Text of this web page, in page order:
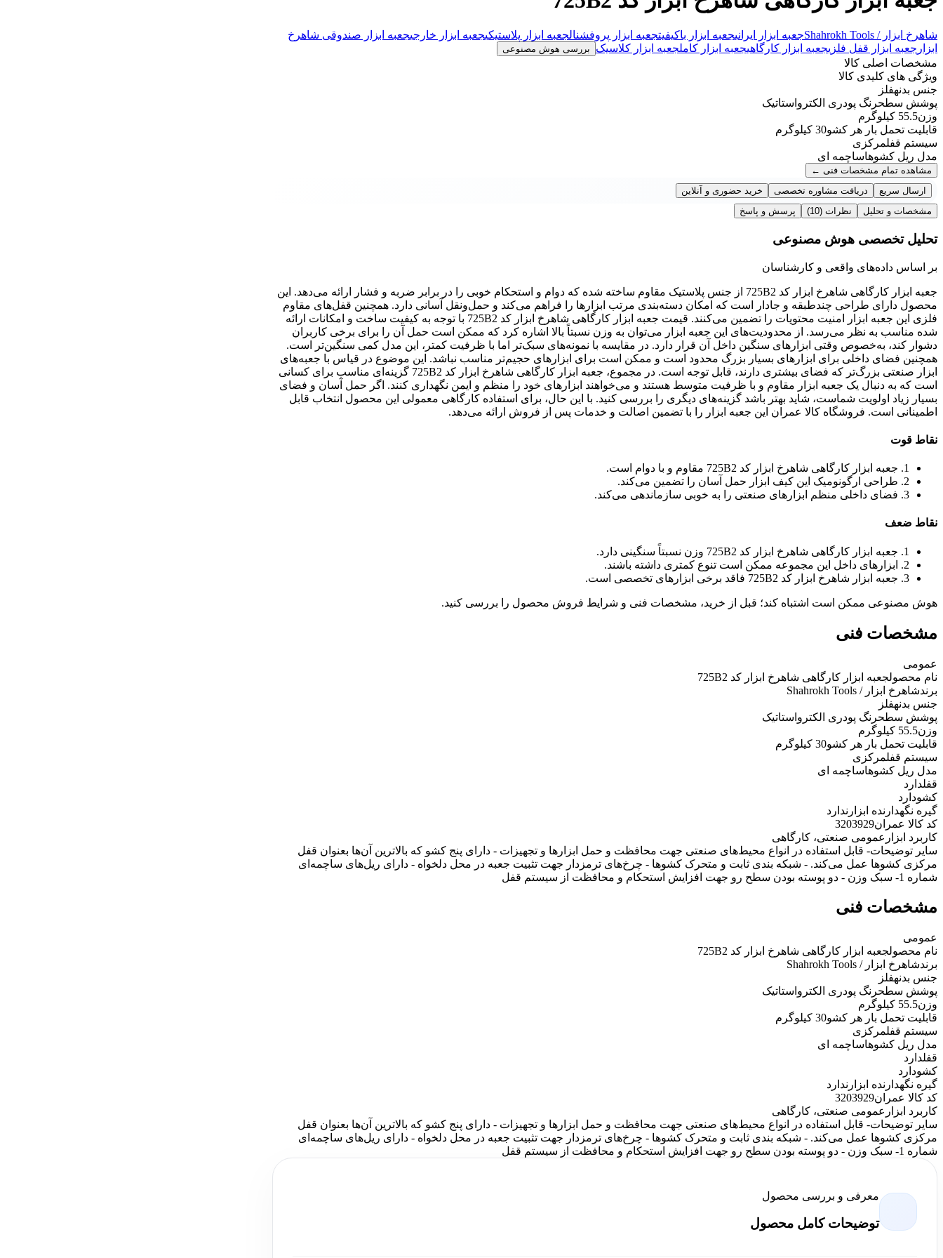
شاهرخ ابزار / Shahrokh Tools جعبه ابزار ایرانیجعبه ابزار باکیفیتجعبه ابزار پروفشنالجعبه ابزار پلاستیکیجعبه ابزار خارجیجعبه ابزار صندوقی شاهرخ
ابزار جعبه ابزار قفل فلزیجعبه ابزار کارگاهیجعبه ابزار کاملجعبه ابزار کلاسیک بررسی هوش مصنوعی
مشخصات اصلی کالا
ویژگی های کلیدی کالا
جنس بدنهفلز
پوشش سطحرنگ پودری الکترواستاتیک
وزن55.5 کیلوگرم
قابلیت تحمل بار هر کشو30 کیلوگرم
سیستم قفلمرکزی
مدل ریل کشوهاساچمه ای
مشاهده تمام مشخصات فنی ←
ارسال سریع
دریافت مشاوره تخصصی
خرید حضوری و آنلاین
مشخصات و تحلیل
نظرات (10) پرسش و پاسخ
تحلیل تخصصی هوش مصنوعی
بر اساس داده‌های واقعی و کارشناسان
جعبه ابزار کارگاهی شاهرخ ابزار کد 725B2 از جنس پلاستیک مقاوم ساخته شده که دوام و استحکام خوبی را در برابر ضربه و فشار ارائه می‌دهد. این
محصول دارای طراحی چندطبقه و جادار است که امکان دسته‌بندی مرتب ابزارها را فراهم می‌کند و حمل‌ونقل آسانی دارد. همچنین قفل‌های مقاوم
فلزی این جعبه ابزار امنیت محتویات را تضمین می‌کنند. قیمت جعبه ابزار کارگاهی شاهرخ ابزار کد 725B2 با توجه به کیفیت ساخت و امکانات ارائه
شده مناسب به نظر می‌رسد. از محدودیت‌های این جعبه ابزار می‌توان به وزن نسبتاً بالا اشاره کرد که ممکن است حمل آن را برای برخی کاربران
دشوار کند، به‌خصوص وقتی ابزارهای سنگین داخل آن قرار دارد. در مقایسه با نمونه‌های سبک‌تر اما با ظرفیت کمتر، این مدل کمی سنگین‌تر است.
همچنین فضای داخلی برای ابزارهای بسیار بزرگ محدود است و ممکن است برای ابزارهای حجیم‌تر مناسب نباشد. این موضوع در قیاس با جعبه‌های
ابزار صنعتی بزرگ‌تر که فضای بیشتری دارند، قابل توجه است. در مجموع، جعبه ابزار کارگاهی شاهرخ ابزار کد 725B2 گزینه‌ای مناسب برای کسانی
است که به دنبال یک جعبه ابزار مقاوم و با ظرفیت متوسط هستند و می‌خواهند ابزارهای خود را منظم و ایمن نگهداری کنند. اگر حمل آسان و فضای
بسیار زیاد اولویت شماست، شاید بهتر باشد گزینه‌های دیگری را بررسی کنید. با این حال، برای استفاده کارگاهی معمولی این محصول انتخاب قابل
اطمینانی است. فروشگاه کالا عمران این جعبه ابزار را با تضمین اصالت و خدمات پس از فروش ارائه می‌دهد.
نقاط قوت
1. جعبه ابزار کارگاهی شاهرخ ابزار کد 725B2 مقاوم و با دوام است.
2. طراحی ارگونومیک این کیف ابزار حمل آسان را تضمین می‌کند.
3. فضای داخلی منظم ابزارهای صنعتی را به خوبی سازماندهی می‌کند.
نقاط ضعف
1. جعبه ابزار کارگاهی شاهرخ ابزار کد 725B2 وزن نسبتاً سنگینی دارد.
2. ابزارهای داخل این مجموعه ممکن است تنوع کمتری داشته باشند.
3. جعبه ابزار شاهرخ ابزار کد 725B2 فاقد برخی ابزارهای تخصصی است.
هوش مصنوعی ممکن است اشتباه کند؛ قبل از خرید، مشخصات فنی و شرایط فروش محصول را بررسی کنید.
مشخصات فنی
عمومی
نام محصولجعبه ابزار کارگاهی شاهرخ ابزار کد 725B2
برندشاهرخ ابزار / Shahrokh Tools
جنس بدنهفلز
پوشش سطحرنگ پودری الکترواستاتیک
وزن55.5 کیلوگرم
قابلیت تحمل بار هر کشو30 کیلوگرم
سیستم قفلمرکزی
مدل ریل کشوهاساچمه ای
قفلدارد
کشودارد
گیره نگهدارنده ابزار ندارد
کد کالا عمران3203929
کاربرد ابزار عمومی صنعتی، کارگاهی
سایر توضیحات- قابل استفاده در انواع محیط‌های صنعتی جهت محافظت و حمل ابزارها و تجهیزات - دارای پنج کشو که بالاترین آن‌ها بعنوان قفل
مرکزی کشوها عمل می‌کند. - شبکه بندی ثابت و متحرک کشوها - چرخ‌های ترمزدار جهت تثبیت جعبه در محل دلخواه - دارای ریل‌های ساچمه‌ای
شماره 1- سبک وزن - دو پوسته بودن سطح رو جهت افزایش استحکام و محافظت از سیستم قفل
مشخصات فنی
عمومی
نام محصولجعبه ابزار کارگاهی شاهرخ ابزار کد 725B2
برندشاهرخ ابزار / Shahrokh Tools
جنس بدنهفلز
پوشش سطحرنگ پودری الکترواستاتیک
وزن55.5 کیلوگرم
قابلیت تحمل بار هر کشو30 کیلوگرم
سیستم قفلمرکزی
مدل ریل کشوهاساچمه ای
قفلدارد
کشودارد
گیره نگهدارنده ابزار ندارد
کد کالا عمران3203929
کاربرد ابزار عمومی صنعتی، کارگاهی
سایر توضیحات- قابل استفاده در انواع محیط‌های صنعتی جهت محافظت و حمل ابزارها و تجهیزات - دارای پنج کشو که بالاترین آن‌ها بعنوان قفل
مرکزی کشوها عمل می‌کند. - شبکه بندی ثابت و متحرک کشوها - چرخ‌های ترمزدار جهت تثبیت جعبه در محل دلخواه - دارای ریل‌های ساچمه‌ای
شماره 1- سبک وزن - دو پوسته بودن سطح رو جهت افزایش استحکام و محافظت از سیستم قفل
معرفی و بررسی محصول
توضیحات کامل محصول